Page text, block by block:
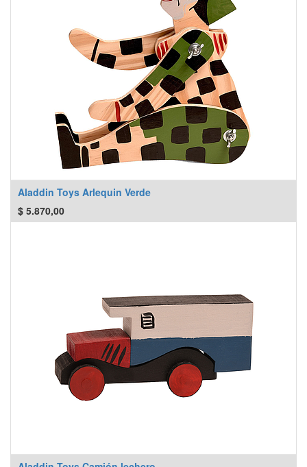
Aladdin Toys Arlequin Verde
$ 5.870,00